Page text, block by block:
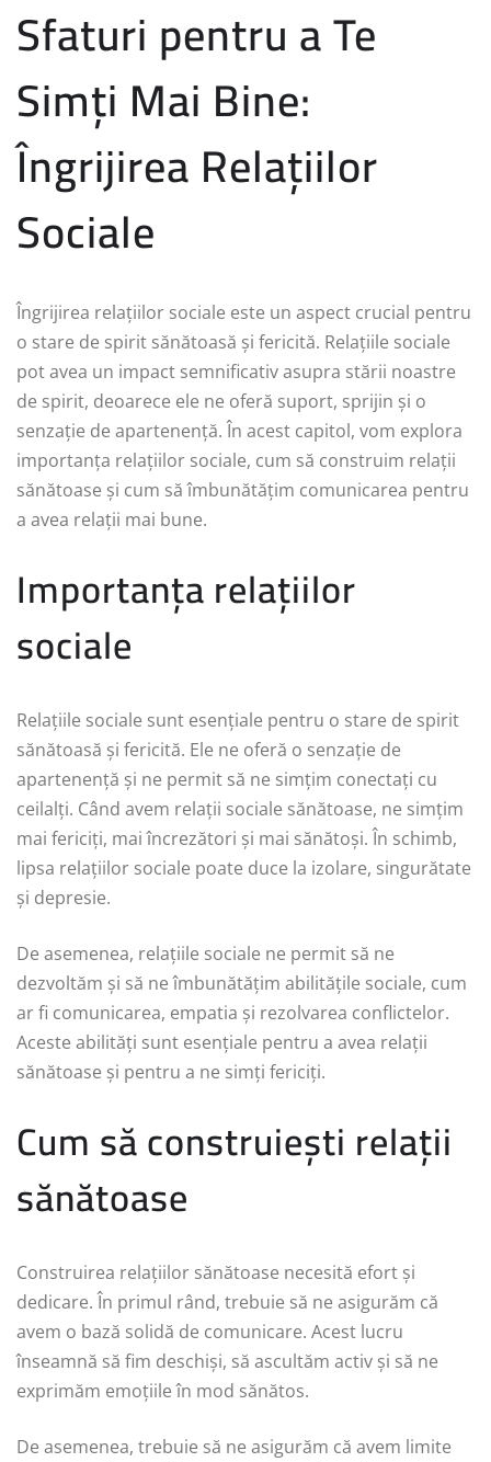
Sfaturi pentru a Te
Simți Mai Bine:
Îngrijirea Relațiilor
Sociale
Îngrijirea relațiilor sociale este un aspect crucial pentru
o stare de spirit sănătoasă și fericită. Relațiile sociale
pot avea un impact semnificativ asupra stării noastre
de spirit, deoarece ele ne oferă suport, sprijin și o
senzație de apartenență. În acest capitol, vom explora
importanța relațiilor sociale, cum să construim relații
sănătoase și cum să îmbunătățim comunicarea pentru
a avea relații mai bune.
Importanța relațiilor
sociale
Relațiile sociale sunt esențiale pentru o stare de spirit
sănătoasă și fericită. Ele ne oferă o senzație de
apartenență și ne permit să ne simțim conectați cu
ceilalți. Când avem relații sociale sănătoase, ne simțim
mai fericiți, mai încrezători și mai sănătoși. În schimb,
lipsa relațiilor sociale poate duce la izolare, singurătate
și depresie.
De asemenea, relațiile sociale ne permit să ne
dezvoltăm și să ne îmbunătățim abilitățile sociale, cum
ar fi comunicarea, empatia și rezolvarea conflictelor.
Aceste abilități sunt esențiale pentru a avea relații
sănătoase și pentru a ne simți fericiți.
Cum să construiești relații
sănătoase
Construirea relațiilor sănătoase necesită efort și
dedicare. În primul rând, trebuie să ne asigurăm că
avem o bază solidă de comunicare. Acest lucru
înseamnă să fim deschiși, să ascultăm activ și să ne
exprimăm emoțiile în mod sănătos.
De asemenea, trebuie să ne asigurăm că avem limite